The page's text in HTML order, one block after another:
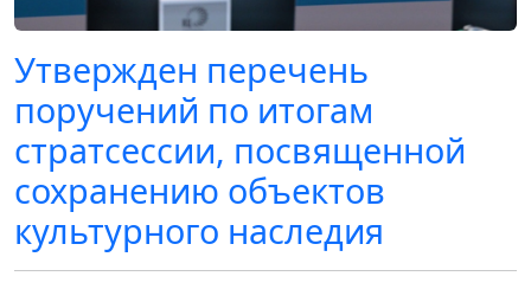
Утвержден перечень
поручений по итогам
стратсессии, посвященной
сохранению объектов
культурного наследия